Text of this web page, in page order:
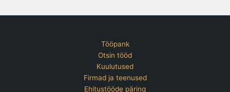
Tööpank
Otsin tööd
Kuulutused
Firmad ja teenused
Ehitustööde päring